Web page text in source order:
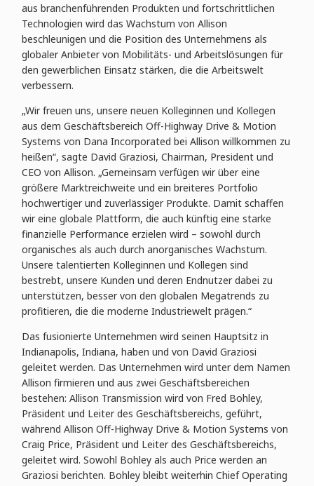
aus branchenführenden Produkten und fortschrittlichen
Technologien wird das Wachstum von Allison
beschleunigen und die Position des Unternehmens als
globaler Anbieter von Mobilitäts- und Arbeitslösungen für
den gewerblichen Einsatz stärken, die die Arbeitswelt
verbessern.
„Wir freuen uns, unsere neuen Kolleginnen und Kollegen
aus dem Geschäftsbereich Off-Highway Drive & Motion
Systems von Dana Incorporated bei Allison willkommen zu
heißen“, sagte David Graziosi, Chairman, President und
CEO von Allison. „Gemeinsam verfügen wir über eine
größere Marktreichweite und ein breiteres Portfolio
hochwertiger und zuverlässiger Produkte. Damit schaffen
wir eine globale Plattform, die auch künftig eine starke
finanzielle Performance erzielen wird – sowohl durch
organisches als auch durch anorganisches Wachstum.
Unsere talentierten Kolleginnen und Kollegen sind
bestrebt, unsere Kunden und deren Endnutzer dabei zu
unterstützen, besser von den globalen Megatrends zu
profitieren, die die moderne Industriewelt prägen.“
Das fusionierte Unternehmen wird seinen Hauptsitz in
Indianapolis, Indiana, haben und von David Graziosi
geleitet werden. Das Unternehmen wird unter dem Namen
Allison firmieren und aus zwei Geschäftsbereichen
bestehen: Allison Transmission wird von Fred Bohley,
Präsident und Leiter des Geschäftsbereichs, geführt,
während Allison Off-Highway Drive & Motion Systems von
Craig Price, Präsident und Leiter des Geschäftsbereichs,
geleitet wird. Sowohl Bohley als auch Price werden an
Graziosi berichten. Bohley bleibt weiterhin Chief Operating